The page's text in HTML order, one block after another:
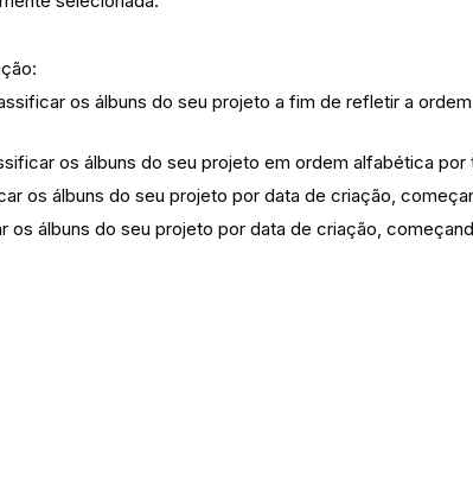
os álbuns do seu projeto a fim de refletir a
os álbuns do seu projeto em ordem alfabética por
os álbuns do seu projeto por data de criação,
os álbuns do seu projeto por data de criação,